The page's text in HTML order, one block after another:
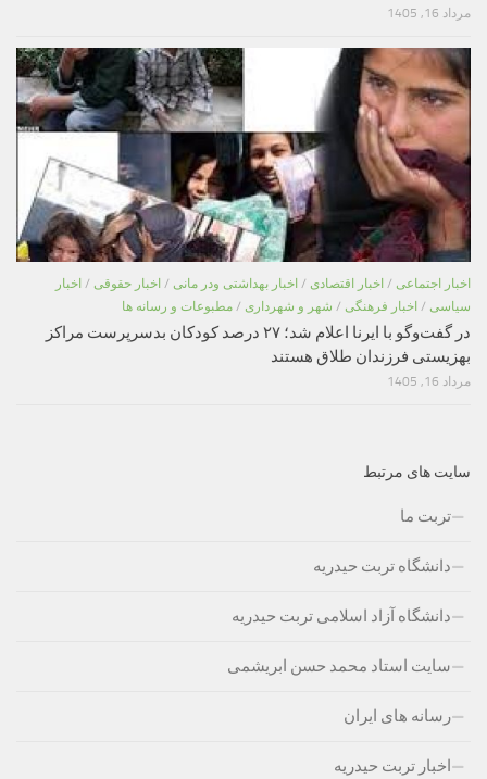
مرداد 16, 1405
اخبار اجتماعی / اخبار اقتصادی / اخبار بهداشتی ودر مانی / اخبار حقوقی / اخبار
سیاسی / اخبار فرهنگی / شهر و شهرداری / مطبوعات و رسانه ها
در گفت‌وگو با ایرنا اعلام شد؛ ۲۷ درصد کودکان بدسرپرست مراکز
بهزیستی فرزندان طلاق هستند
مرداد 16, 1405
سایت های مرتبط
تربت ما
دانشگاه تربت حیدریه
دانشگاه آزاد اسلامی تربت حیدریه
سایت استاد محمد حسن ابریشمی
رسانه های ایران
اخبار تربت حیدریه